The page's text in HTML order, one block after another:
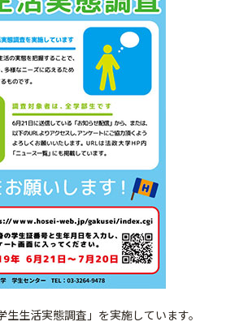
生活実態調査」を実施しています。